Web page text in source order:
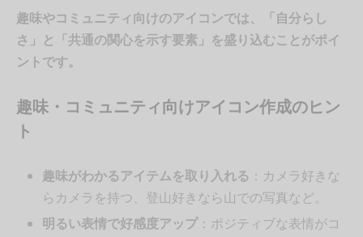
趣味やコミュニティ向けのアイコンでは、「自分らし
さ」と「共通の関心を示す要素」を盛り込むことがポイ
ントです。
趣味・コミュニティ向けアイコン作成のヒン
ト
趣味がわかるアイテムを取り入れる ：カメラ好きな
らカメラを持つ、登山好きなら山での写真など。
明るい表情で好感度アップ：ポジティブな表情がコ